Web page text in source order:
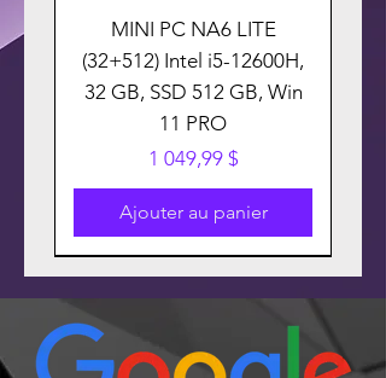
MINI PC NA6 LITE
(32+512) Intel i5-12600H,
32 GB, SSD 512 GB, Win
11 PRO
Prix
1 049,99 $
Ajouter au panier